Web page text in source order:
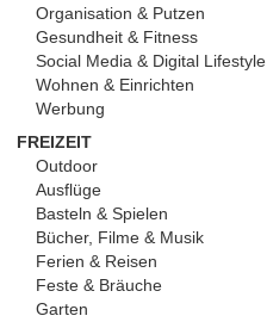
Organisation & Putzen
Gesundheit & Fitness
Social Media & Digital Lifestyle
Wohnen & Einrichten
Werbung
FREIZEIT
Outdoor
Ausflüge
Basteln & Spielen
Bücher, Filme & Musik
Ferien & Reisen
Feste & Bräuche
Garten